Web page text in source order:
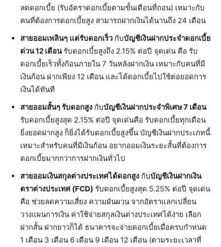
ลดดอกเบี้ย (รับอัตราดอกเบี้ยตามขั้นเดือนที่ถอน) เหมาะกับ
คนที่ต้องการดอกเบี้ยสูง สามารถฝากเงินได้นานถึง 24 เดือน
สายออมเพลินๆ แต่รับดอกเร็ว กับบัญชีเงินฝากประจำดอกเบี้ย
ด่วน12 เดือนรับดอกเบี้ยสูงถึง 2.15% ต่อปี จุดเด่น คือ รับ
ดอกเบี้ยเร็วทั้งก้อนภายใน 7 วันหลังฝากเงิน เหมาะกับคนที่มี
เงินก้อน ฝากเพียง 12 เดือน และได้ดอกเบี้ยไปใช้ต่อยอดการ
เงินได้ทันที
สายออมสั้นๆ รับดอกสูง กับบัญชีเงินฝากประจำพิเศษ7 เดือน
รับดอกเบี้ยสูงสุด 2.15% ต่อปี จุดเด่นคือ รับดอกเบี้ยทุกเดือน
ยิ่งยอดฝากสูง ก็ยิ่งได้รับดอกเบี้ยสูงขึ้น บัญชีเงินฝากประเภทนี้
เหมาะสำหรับคนที่มีเงินก้อน อยากออมเงินระยะสั้นที่ต้องการ
ดอกเบี้ยมากกว่าการฝากเงินทั่วไป
สายออมเงินสกุลต่างประเทศได้ดอกสูง กับบัญชีเงินฝากเงิน
ตราต่างประเทศ (FCD) รับดอกเบี้ยสูงสุด 5.25% ต่อปี จุดเด่น
คือ ช่วยลดความเสี่ยง ความผันผวน จากอัตราแลกเปลี่ยน
วางแผนการเงิน ค่าใช้จ่ายสกุลเงินต่างประเทศได้ง่าย เลือก
ฝากสั้น ฝากยาวก็ได้​ ธนาคารจะจ่ายดอกเบี้ยเมื่อครบกำหนด
1 เดือน 3 เดือน 6 เดือน 9 เดือน 12 เดือน (ตามระยะเวลาที่